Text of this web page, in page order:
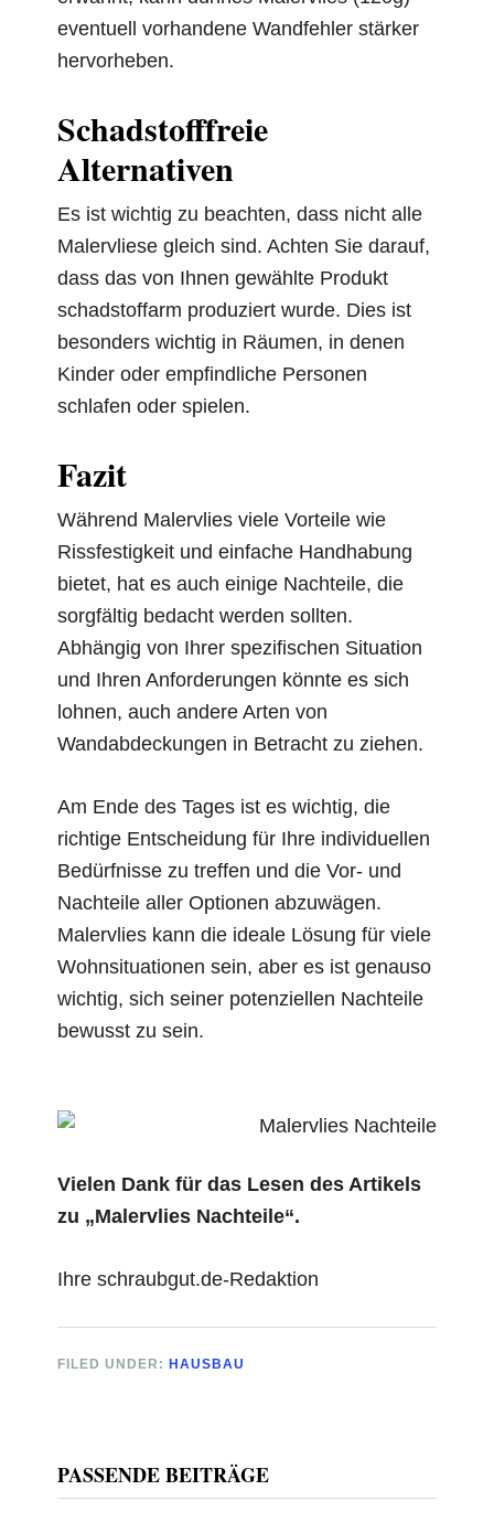
eventuell vorhandene Wandfehler stärker
hervorheben.
Schadstofffreie
Alternativen
Es ist wichtig zu beachten, dass nicht alle
Malervliese gleich sind. Achten Sie darauf,
dass das von Ihnen gewählte Produkt
schadstoffarm produziert wurde. Dies ist
besonders wichtig in Räumen, in denen
Kinder oder empfindliche Personen
schlafen oder spielen.
Fazit
Während Malervlies viele Vorteile wie
Rissfestigkeit und einfache Handhabung
bietet, hat es auch einige Nachteile, die
sorgfältig bedacht werden sollten.
Abhängig von Ihrer spezifischen Situation
und Ihren Anforderungen könnte es sich
lohnen, auch andere Arten von
Wandabdeckungen in Betracht zu ziehen.
Am Ende des Tages ist es wichtig, die
richtige Entscheidung für Ihre individuellen
Bedürfnisse zu treffen und die Vor- und
Nachteile aller Optionen abzuwägen.
Malervlies kann die ideale Lösung für viele
Wohnsituationen sein, aber es ist genauso
wichtig, sich seiner potenziellen Nachteile
bewusst zu sein.
Vielen Dank für das Lesen des Artikels
zu „Malervlies Nachteile“.
Ihre schraubgut.de-Redaktion
FILED UNDER:HAUSBAU
Sidebar
PASSENDE BEITRÄGE